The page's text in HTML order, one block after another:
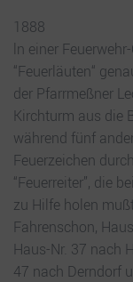
1888
ln einer
“Feuerläuten“
der Pfarrmeßner
Kirchturm aus die
während fünf
Feuerzeichen
“Feuerreiter”, die
zu Hilfe holen
Fahrenschon,
Haus-Nr. 37 nach
47 nach Derndorf